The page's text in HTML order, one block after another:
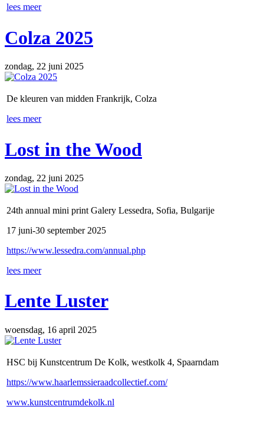
lees meer
Colza 2025
zondag, 22 juni 2025
De kleuren van midden Frankrijk, Colza
lees meer
Lost in the Wood
zondag, 22 juni 2025
24th annual mini print Galery Lessedra, Sofia, Bulgarije
17 juni-30 september 2025
https://www.lessedra.com/annual.php
lees meer
Lente Luster
woensdag, 16 april 2025
HSC bij Kunstcentrum De Kolk, westkolk 4, Spaarndam
https://www.haarlemssieraadcollectief.com/
www.kunstcentrumdekolk.nl